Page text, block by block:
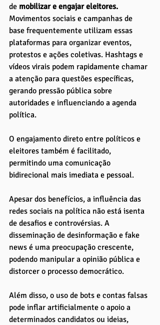
de mobilizar e engajar eleitores.
Movimentos sociais e campanhas de
base frequentemente utilizam essas
plataformas para organizar eventos,
protestos e ações coletivas. Hashtags e
vídeos virais podem rapidamente chamar
a atenção para questões específicas,
gerando pressão pública sobre
autoridades e influenciando a agenda
política.
O engajamento direto entre políticos e
eleitores também é facilitado,
permitindo uma comunicação
bidirecional mais imediata e pessoal.
Apesar dos benefícios, a influência das
redes sociais na política não está isenta
de desafios e controvérsias. A
disseminação de desinformação e fake
news é uma preocupação crescente,
podendo manipular a opinião pública e
distorcer o processo democrático.
Além disso, o uso de bots e contas falsas
pode inflar artificialmente o apoio a
determinados candidatos ou ideias,